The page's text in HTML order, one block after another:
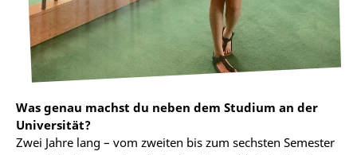
Was genau machst du neben dem Studium an der
Universität?
Zwei Jahre lang – vom zweiten bis zum sechsten Semester